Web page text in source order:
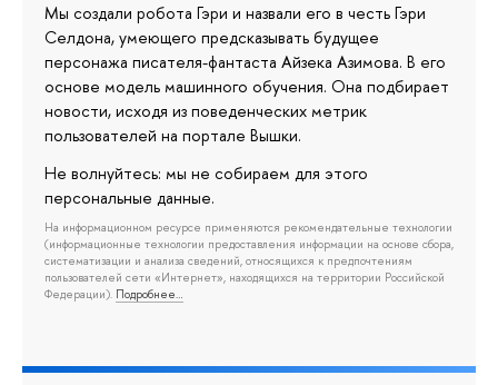
Мы создали робота Гэри и назвали его в честь Гэри
Селдона, умеющего предсказывать будущее
персонажа писателя-фантаста Айзека Азимова. В его
основе модель машинного обучения. Она подбирает
новости, исходя из поведенческих метрик
пользователей на портале Вышки.
Не волнуйтесь: мы не собираем для этого
персональные данные.
На информационном ресурсе применяются рекомендательные технологии
(информационные технологии предоставления информации на основе сбора,
систематизации и анализа сведений, относящихся к предпочтениям
пользователей сети «Интернет», находящихся на территории Российской
Федерации). Подробнее…